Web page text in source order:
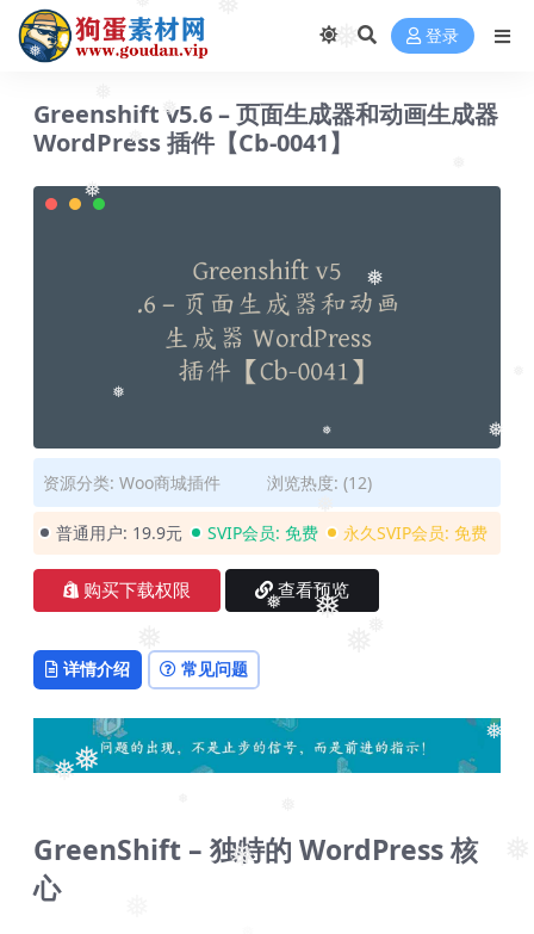
❅
❅
❅
❅
❅
❅
❅
❅
❅
❅
❅
❅
❅
❅
❅ 登录
Greenshift v5.6 – 页面生成器和动画生成器
WordPress 插件【Cb-0041】
资源分类: Woo商城插件 浏览热度: (12)
普通用户: 19.9元 SVIP会员: 免费 永久SVIP会员: 免费
购买下载权限 查看预览
详情介绍 常见问题
GreenShift – 独特的 WordPress 核
心